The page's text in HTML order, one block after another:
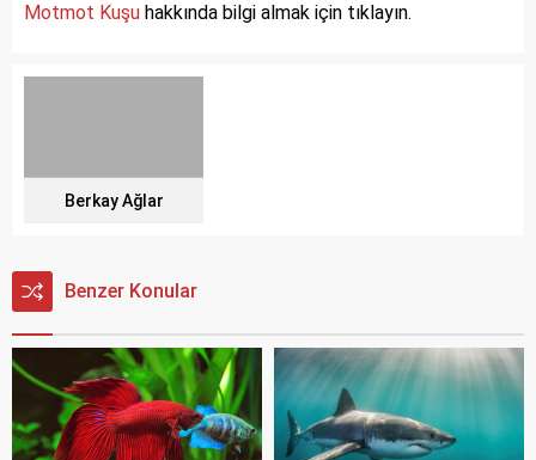
Motmot Kuşu hakkında bilgi almak için tıklayın.
Berkay Ağlar
Benzer Konular